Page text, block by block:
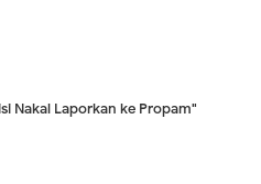
Nakal Laporkan ke Propam"